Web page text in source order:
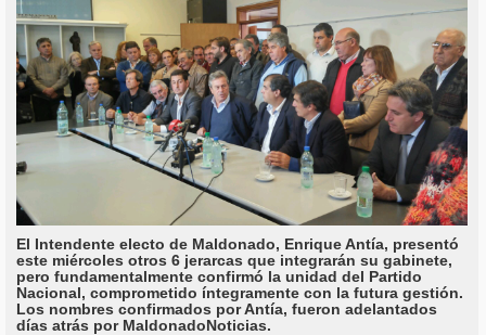
El Intendente electo de Maldonado, Enrique Antía, presentó
este miércoles otros 6 jerarcas que integrarán su gabinete,
pero fundamentalmente confirmó la unidad del Partido
Nacional, comprometido íntegramente con la futura gestión.
Los nombres confirmados por Antía, fueron adelantados
días atrás por MaldonadoNoticias.